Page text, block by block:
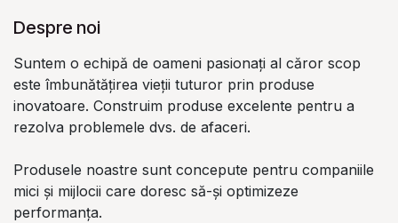
Despre noi
Suntem o echipă de oameni pasionați al căror scop
este îmbunătățirea vieții tuturor prin produse
inovatoare. Construim produse excelente pentru a
rezolva problemele dvs. de afaceri.
Produsele noastre sunt concepute pentru companiile
mici și mijlocii care doresc să-și optimizeze
performanța.